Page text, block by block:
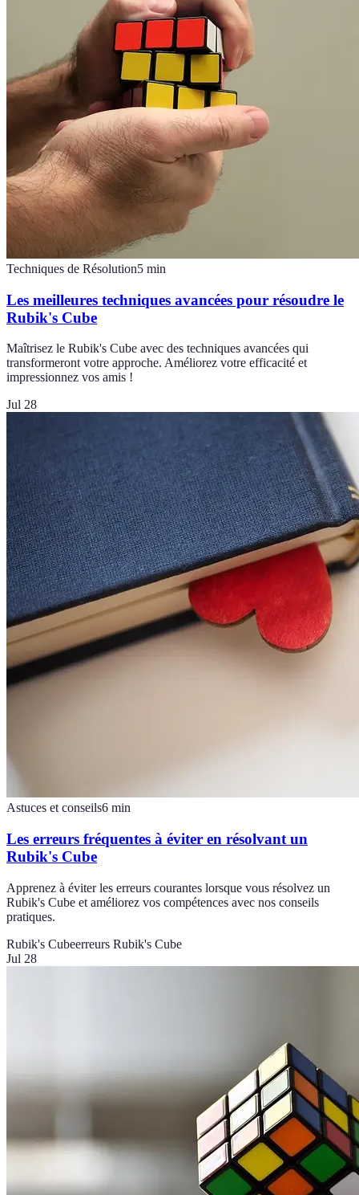
Techniques de Résolution5 min
Les meilleures techniques avancées pour résoudre le
Rubik's Cube
Maîtrisez le Rubik's Cube avec des techniques avancées qui
transformeront votre approche. Améliorez votre efficacité et
impressionnez vos amis !
Jul 28
Astuces et conseils6 min
Les erreurs fréquentes à éviter en résolvant un
Rubik's Cube
Apprenez à éviter les erreurs courantes lorsque vous résolvez un
Rubik's Cube et améliorez vos compétences avec nos conseils
pratiques.
Rubik's Cubeerreurs Rubik's Cube
Jul 28